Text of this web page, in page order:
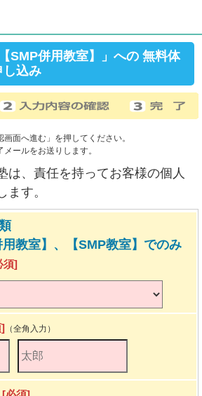
SMP併用教室】」への 無料体
し込み
面へ進む」を押してください。
ールをお送りします。
は、責任を持ってお客様の個人
ます。
教室】、【SMP教室】でのみ
須]
] （全角入力）